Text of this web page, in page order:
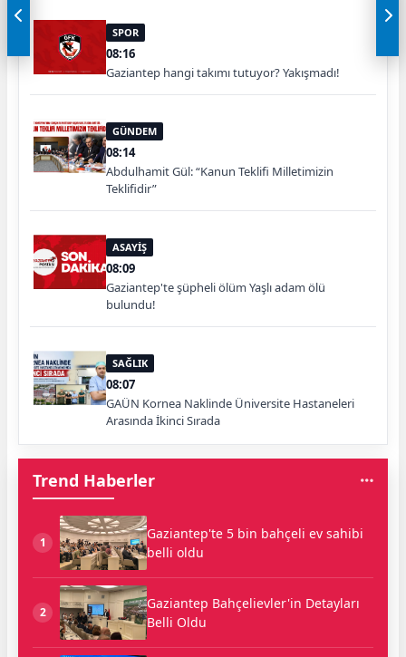
SPOR
08:16
Gaziantep hangi takımı tutuyor? Yakışmadı!
GÜNDEM
08:14
Abdulhamit Gül: “Kanun Teklifi Milletimizin
Teklifidir”
ASAYİŞ
08:09
Gaziantep'te şüpheli ölüm Yaşlı adam ölü
bulundu!
SAĞLIK
08:07
GAÜN Kornea Naklinde Üniversite Hastaneleri
Arasında İkinci Sırada
Trend Haberler
1
Gaziantep'te 5 bin bahçeli ev sahibi
belli oldu
2
Gaziantep Bahçelievler'in Detayları
Belli Oldu